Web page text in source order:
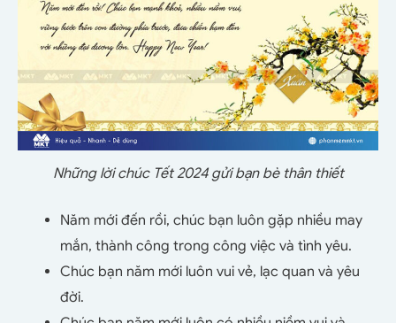
Những lời chúc Tết 2024 gửi bạn bè thân thiết
Năm mới đến rồi, chúc bạn luôn gặp nhiều may
mắn, thành công trong công việc và tình yêu.
Chúc bạn năm mới luôn vui vẻ, lạc quan và yêu
đời.